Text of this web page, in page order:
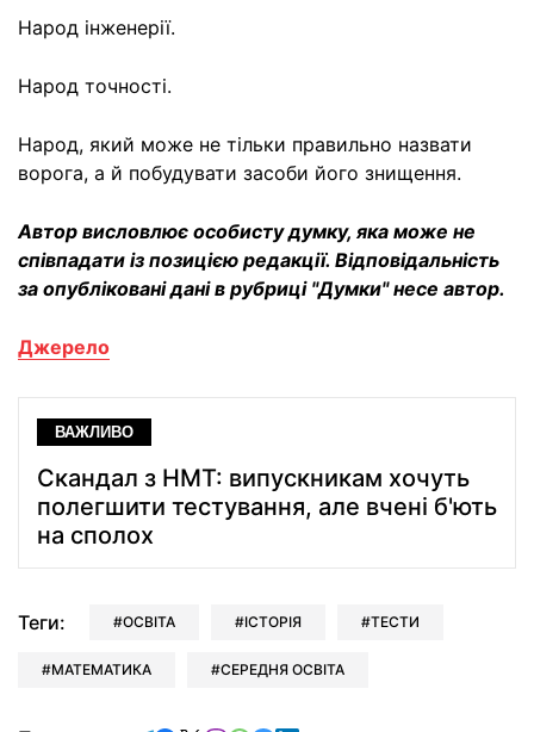
Народ інженерії.
Народ точності.
Народ, який може не тільки правильно назвати
ворога, а й побудувати засоби його знищення.
Автор висловлює особисту думку, яка може не
співпадати із позицією редакції. Відповідальність
за опубліковані дані в рубриці "Думки" несе автор.
Джерело
ВАЖЛИВО
Скандал з НМТ: випускникам хочуть
полегшити тестування, але вчені б'ють
на сполох
Теги: ОСВІТА ІСТОРІЯ ТЕСТИ
МАТЕМАТИКА СЕРЕДНЯ ОСВІТА